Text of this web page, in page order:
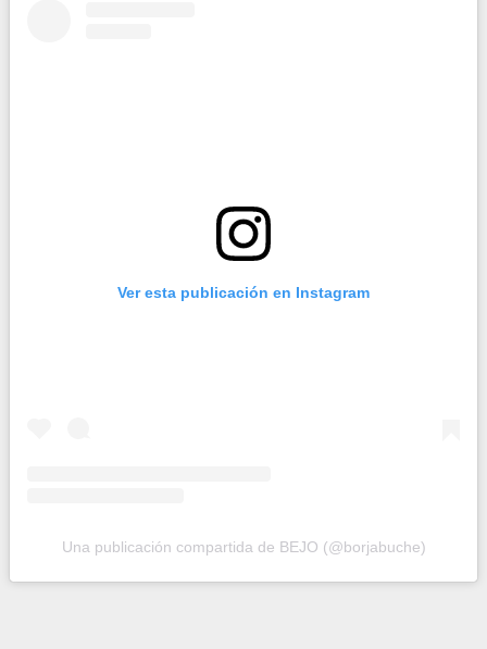
Ver esta publicación en Instagram
Una publicación compartida de BEJO (@borjabuche)